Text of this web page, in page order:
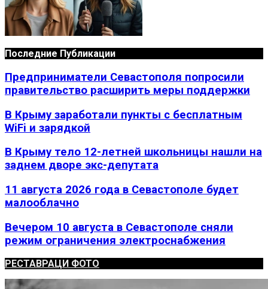
Последние Публикации
Предприниматели Севастополя попросили
правительство расширить меры поддержки
В Крыму заработали пункты с бесплатным
WiFi и зарядкой
В Крыму тело 12-летней школьницы нашли на
заднем дворе экс-депутата
11 августа 2026 года в Севастополе будет
малооблачно
Вечером 10 августа в Севастополе сняли
режим ограничения электроснабжения
РЕСТАВРАЦИ ФОТО